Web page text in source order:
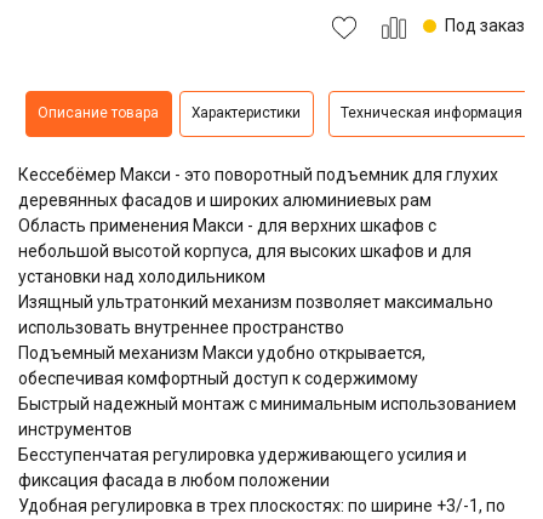
Под заказ
Описание товара Характеристики Техническая информация
Кессебёмер Макси - это поворотный подъемник для глухих
деревянных фасадов и широких алюминиевых рам
Область применения Макси - для верхних шкафов с
небольшой высотой корпуса, для высоких шкафов и для
установки над холодильником
Изящный ультратонкий механизм позволяет максимально
использовать внутреннее пространство
Подъемный механизм Макси удобно открывается,
обеспечивая комфортный доступ к содержимому
Быстрый надежный монтаж с минимальным использованием
инструментов
Бесступенчатая регулировка удерживающего усилия и
фиксация фасада в любом положении
Удобная регулировка в трех плоскостях: по ширине +3/-1, по